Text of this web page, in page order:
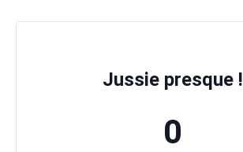
Jussie presque !
0